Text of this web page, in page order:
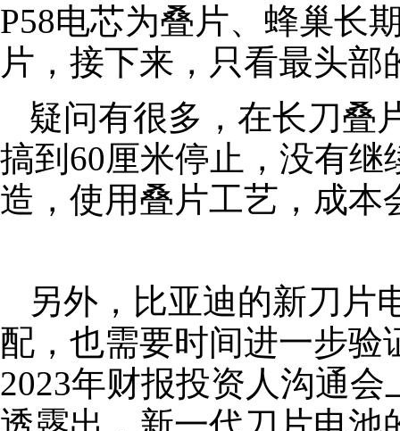
P58电芯为叠片、蜂巢长
片，接下来，只看最头
疑问有很多，在长刀叠
搞到60厘米停止，没有
造，使用叠片工艺，成本
另外，比亚迪的新刀片
配，也需要时间进一步验
2023年财报投资人沟通